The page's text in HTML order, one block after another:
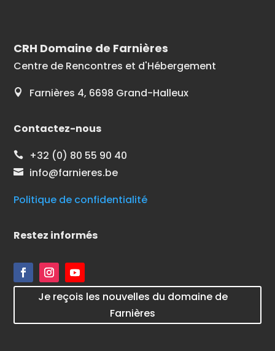
CRH Domaine de Farnières
Centre de Rencontres et d'Hébergement
 Farnières 4, 6698 Grand-Halleux
Contactez-nous
 +32 (0) 80 55 90 40

info@farnieres.be
Politique de confidentialité
Restez informés
Je reçois les nouvelles du domaine de
Farnières